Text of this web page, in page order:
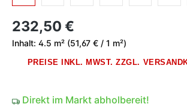
Regulärer Preis:
232,50 €
Inhalt: 4.5 m² (51,67 € / 1 m²)
PREISE INKL. MWST. ZZGL.
Direkt im Markt abholbereit!